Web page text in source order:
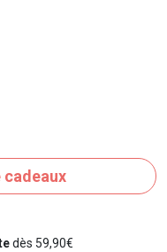
dès 59,90€